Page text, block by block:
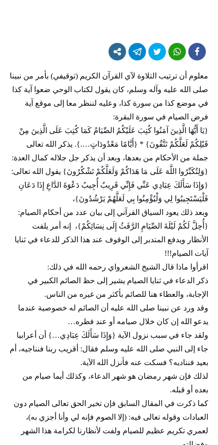
معلوم أن ترتيب التلاوة لآي القرآن الكريم (توقيفي) بأمر من نبينا
صلى الله عليه وآله وسلم، كان يقول لكتاب الوحي ضعوا آية كذا
في موضع كذا من سورة كذا، وعليه لننظر معا إلى موقع آية
فرض الصيام في سورة البقرة:
{يَا أَيُّهَا الَّذِينَ آمَنُوا كُتِبَ عَلَيْكُمُ الصِّيَامُ كَمَا كُتِبَ عَلَى الَّذِينَ مِنْ
قَبْلِكُمْ لَعَلَّكُمْ تَتَّقُونَ} * {أَيَّامًا مَعْدُودَاتٍ….}. يذكر الله تعالى
جملة من الأحكام من بعدها، وبعد أن يذكر جل جلاله كمال العدة:
{وَلِتُكَبِّرُوا اللَّهَ عَلَى مَا هَدَاكُمْ وَلَعَلَّكُمْ تَشْكُرُونَ} يقول الله تعالى:
{وَإِذَا سَأَلَكَ عِبَادِي عَنِّي فَإِنِّي قَرِيبٌ أُجِيبُ دَعْوَةَ الدَّاعِ إِذَا دَعَانِ
فَلْيَسْتَجِيبُوا لِي وَلْيُؤْمِنُوا بِي لَعَلَّهُمْ يَرْشُدُونَ}،
وبعد ذلك يعود السياق القرآني إلى بيان عدد من أحكام الصيام:
{أُحِلَّ لَكُمْ لَيْلَةَ الصِّيَامِ الرَّفَثُ إِلَى نِسَائِكُمْ}، إنه أمر يلفت
الأنظار ويدفع المتدبر إلى الوقوف عند هذا الذكر للدعاء في ثنايا
آيات الصيام!!!
اقرأوا ماذا قال الشيخ الشعرواي رحمه الله في ذلك:
ذكر الدعاء في ثنايا الصيام يشير إلى حظ الصائم الكبير في
الإجابة، والعطاء هنا للصائم بأكثر من غيره من الناس.
وقد ورد عن نبينا صلى الله عليه أن الصائم له خصوصية عندما
يدعو الله إن كان خلال صيامه أو عند فطره…
ولقد جاء في سبب نزول الآية {وَإِذَا سَأَلَكَ عِبَادِي…} أن أعرابيا
جاء إلى النبي صلى الله عليه وسلم فقال: أقريب ربنا فنناجيه، أم
بعيد فنناديه؟ فسكت عنه فأنزل الله الآية.
لذلك فإن شهر رمضان هو شهر الدعاء، وكذلك أيما صيام من
بعده أو قبله.
كما ذكرت في المقال السابق فإن تخير الحق تعالى الصيام دون
العبادات وقوله تعالى فيه: (إلا الصوم فإنه لي وأنا أجزي به)،
لعمري تكريم عظيم للصيام ولفت لأنظارنا لكرامة هذا الشهر